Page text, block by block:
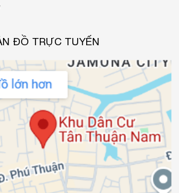
ĐỒ TRỰC TUYẾN